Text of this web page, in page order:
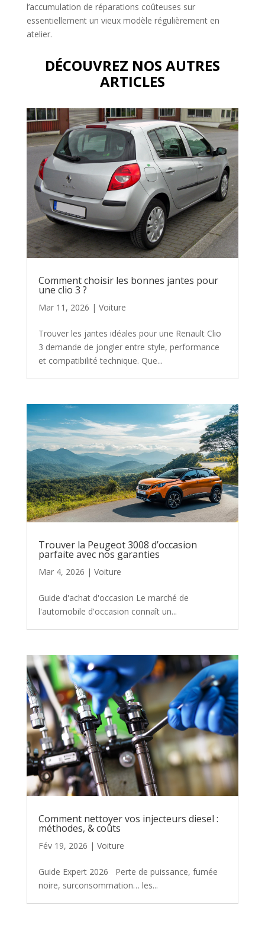
l’accumulation de réparations coûteuses sur
essentiellement un vieux modèle régulièrement en
atelier.
DÉCOUVREZ NOS AUTRES
ARTICLES
Comment choisir les bonnes jantes pour
une clio 3 ?
Mar 11, 2026 | Voiture
Trouver les jantes idéales pour une Renault Clio
3 demande de jongler entre style, performance
et compatibilité technique. Que...
Trouver la Peugeot 3008 d’occasion
parfaite avec nos garanties
Mar 4, 2026 | Voiture
Guide d'achat d'occasion Le marché de
l'automobile d'occasion connaît un...
Comment nettoyer vos injecteurs diesel :
méthodes, & coûts
Fév 19, 2026 | Voiture
Guide Expert 2026 Perte de puissance, fumée
noire, surconsommation… les...